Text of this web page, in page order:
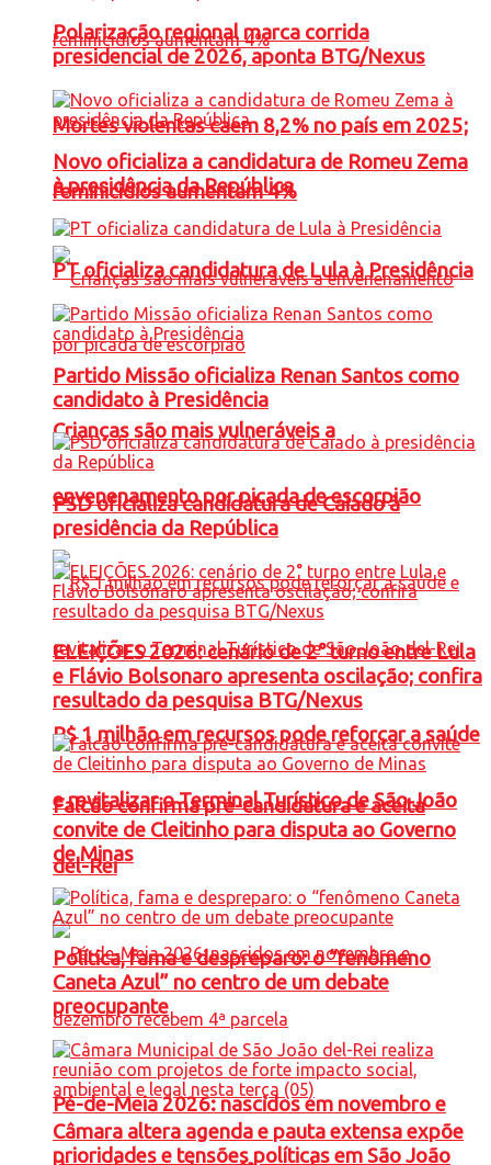
Mortes violentas caem 8,2% no país em 2025;
feminicídios aumentam 4%
Crianças são mais vulneráveis a
envenenamento por picada de escorpião
R$ 1 milhão em recursos pode reforçar a saúde
e revitalizar o Terminal Turístico de São João
del-Rei
Pé-de-Meia 2026: nascidos em novembro e
Polarização regional marca corrida
presidencial de 2026, aponta BTG/Nexus
Novo oficializa a candidatura de Romeu Zema
à presidência da República
PT oficializa candidatura de Lula à Presidência
Partido Missão oficializa Renan Santos como
candidato à Presidência
PSD oficializa candidatura de Caiado à
presidência da República
ELEIÇÕES 2026: cenário de 2° turno entre Lula
e Flávio Bolsonaro apresenta oscilação; confira
resultado da pesquisa BTG/Nexus
Falcão confirma pré-candidatura e aceita
convite de Cleitinho para disputa ao Governo
de Minas
Política, fama e despreparo: o “fenômeno
Caneta Azul” no centro de um debate
preocupante
Câmara altera agenda e pauta extensa expõe
prioridades e tensões políticas em São João